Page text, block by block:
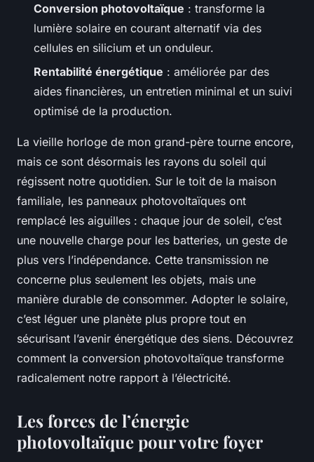
Conversion photovoltaïque : transforme la
lumière solaire en courant alternatif via des
cellules en silicium et un onduleur.
Rentabilité énergétique : améliorée par des
aides financières, un entretien minimal et un suivi
optimisé de la production.
La vieille horloge de mon grand-père tourne encore,
mais ce sont désormais les rayons du soleil qui
régissent notre quotidien. Sur le toit de la maison
familiale, les panneaux photovoltaïques ont
remplacé les aiguilles : chaque jour de soleil, c’est
une nouvelle charge pour les batteries, un geste de
plus vers l’indépendance. Cette transmission ne
concerne plus seulement les objets, mais une
manière durable de consommer. Adopter le solaire,
c’est léguer une planète plus propre tout en
sécurisant l’avenir énergétique des siens. Découvrez
comment la conversion photovoltaïque transforme
radicalement notre rapport à l’électricité.
Les forces de l’énergie
photovoltaïque pour votre foyer